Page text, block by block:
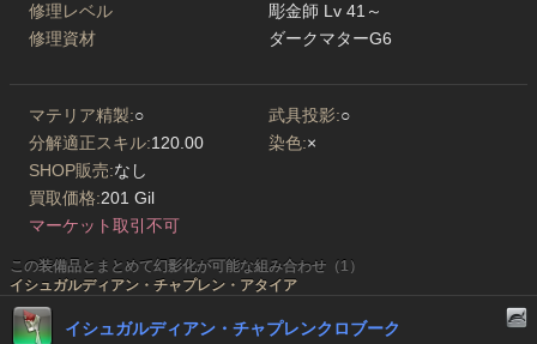
修理レベル
彫金師 Lv 41～
修理資材
ダークマターG6
マテリア精製:○ 武具投影:○
分解適正スキル:120.00 染色:×
SHOP販売:なし
買取価格:201 Gil
マーケット取引不可
この装備品とまとめて幻影化が可能な組み合わせ（1）
イシュガルディアン・チャプレン・アタイア
イシュガルディアン・チャプレンクロブーク